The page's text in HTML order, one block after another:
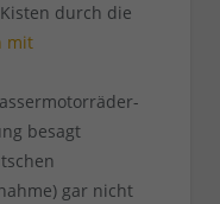
durch die
mit
besagt
gar nicht